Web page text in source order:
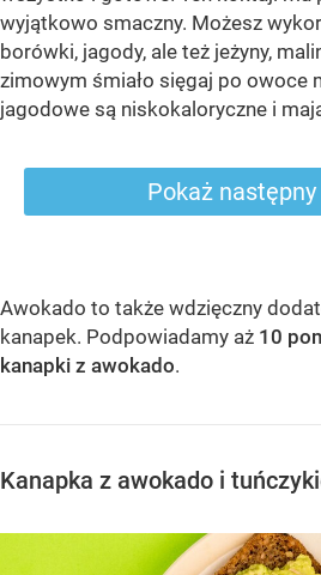
wyjątkowo smaczny. Możesz
borówki, jagody, ale też jeżyny,
zimowym śmiało sięgaj po owoce
jagodowe są niskokaloryczne i
Pokaż
Awokado to także wdzięczny
kanapek. Podpowiadamy aż 10
kanapki z awokado.
Kanapka z awokado i